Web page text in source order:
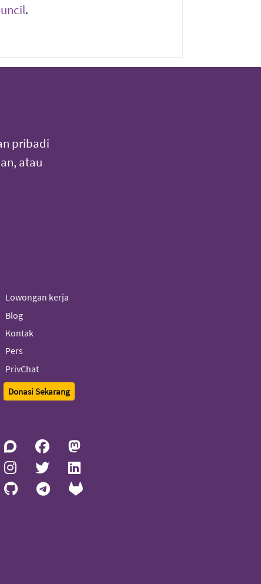
.
pribadi
atau
Lowongan kerja
Blog
Kontak
Pers
PrivChat
Donasi Sekarang